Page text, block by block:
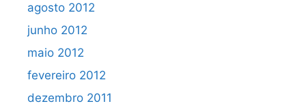
agosto 2012
junho 2012
maio 2012
fevereiro 2012
dezembro 2011